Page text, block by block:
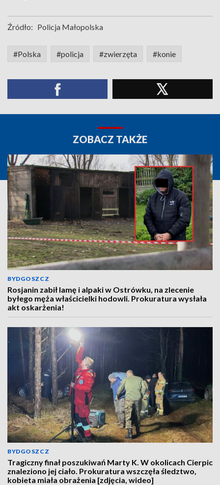
Źródło: Policja Małopolska
#Polska #policja #zwierzęta #konie
ZOBACZ TAKŻE
BYDGOSZCZ
Rosjanin zabił lamę i alpaki w Ostrówku, na zlecenie
byłego męża właścicielki hodowli. Prokuratura wysłała
akt oskarżenia!
BYDGOSZCZ
Tragiczny finał poszukiwań Marty K. W okolicach Cierpic
znaleziono jej ciało. Prokuratura wszczęła śledztwo,
kobieta miała obrażenia [zdjęcia, wideo]